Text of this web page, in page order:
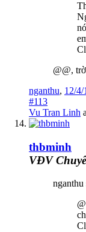
@@,
nganthu, 12/4/
#113
Vu Tran Linh
thbminh
VĐV
nganthu